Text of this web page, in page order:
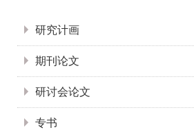
研究计画
期刊论文
研讨会论文
专书